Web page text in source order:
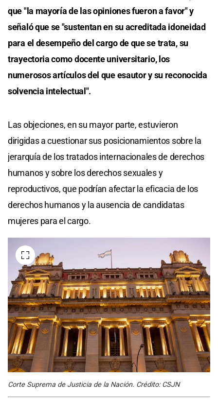
que "la mayoría de las opiniones fueron a favor" y
señaló que se "sustentan en su acreditada idoneidad
para el desempeño del cargo de que se trata, su
trayectoria como docente universitario, los
numerosos artículos del que esautor y su reconocida
solvencia intelectual".
Las objeciones, en su mayor parte, estuvieron
dirigidas a cuestionar sus posicionamientos sobre la
jerarquía de los tratados internacionales de derechos
humanos y sobre los derechos sexuales y
reproductivos, que podrían afectar la eficacia de los
derechos humanos y la ausencia de candidatas
mujeres para el cargo.
Corte Suprema de Justicia de la Nación. Crédito: CSJN